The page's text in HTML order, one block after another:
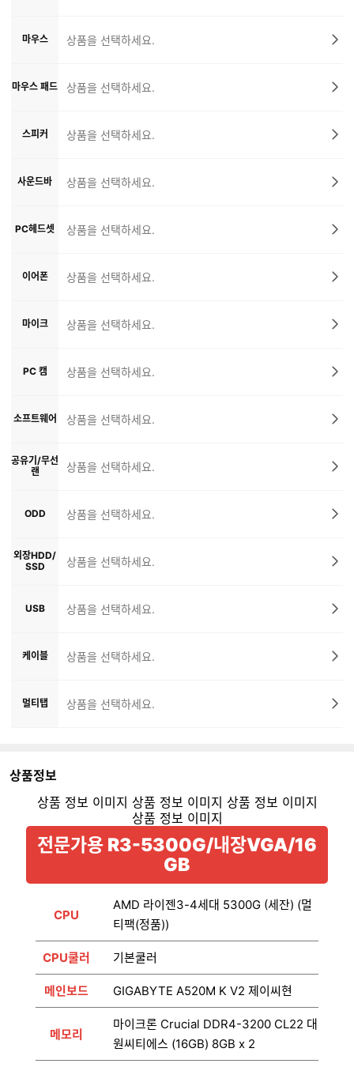
마우스 상품을 선택하세요.
마우스 패드 상품을 선택하세요.
스피커 상품을 선택하세요.
사운드바 상품을 선택하세요.
PC헤드셋 상품을 선택하세요.
이어폰 상품을 선택하세요.
마이크 상품을 선택하세요.
PC 캠 상품을 선택하세요.
소프트웨어 상품을 선택하세요.
공유기/무선
랜
상품을 선택하세요.
ODD 상품을 선택하세요.
외장HDD/
SSD
상품을 선택하세요.
USB 상품을 선택하세요.
케이블 상품을 선택하세요.
멀티탭 상품을 선택하세요.
상품정보
전문가용 R3-5300G/내장VGA/16
GB
CPU
AMD 라이젠3-4세대 5300G (세잔) (멀
티팩(정품))
CPU쿨러 기본쿨러
메인보드 GIGABYTE A520M K V2 제이씨현
메모리
마이크론 Crucial DDR4-3200 CL22 대
원씨티에스 (16GB) 8GB x 2